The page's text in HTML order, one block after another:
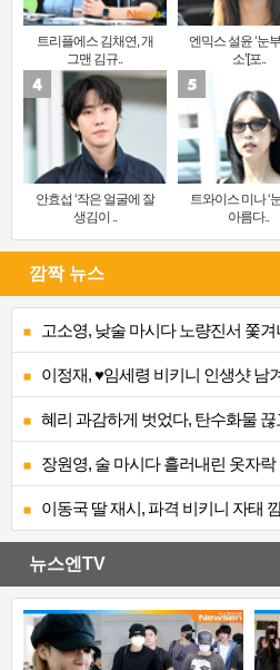
트리플에스 김채연, 개
그맨 김규..
엔믹스 설윤 ‘눈
소’[포..
안효섭 ‘작은 얼굴에 잘
생김이 ..
트와이스 미나 ‘
아름다..
깜짝 뉴스
고소영, 낮술 마시다 노량진서 쫓겨
이정재, ♥임세령 비키니 인생샷
혜리 과감하게 벗었다, 탄수화물 끊
장원영, 술 마시다 흘러내린 옷자
이동국 딸 재시, 파격 비키니 자태
뉴스엔TV